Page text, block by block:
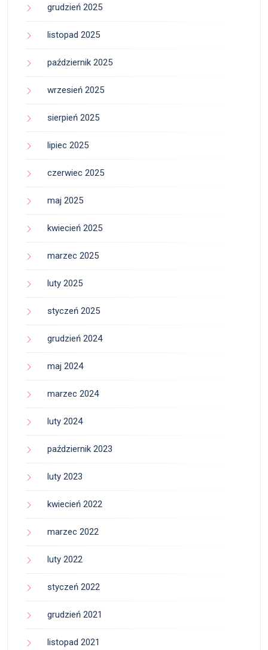
grudzień 2025
listopad 2025
październik 2025
wrzesień 2025
sierpień 2025
lipiec 2025
czerwiec 2025
maj 2025
kwiecień 2025
marzec 2025
luty 2025
styczeń 2025
grudzień 2024
maj 2024
marzec 2024
luty 2024
październik 2023
luty 2023
kwiecień 2022
marzec 2022
luty 2022
styczeń 2022
grudzień 2021
listopad 2021